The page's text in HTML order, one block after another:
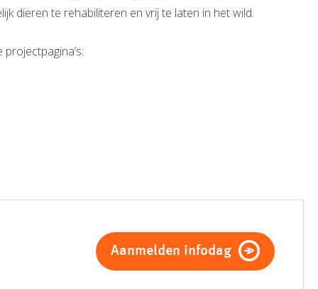
dieren te rehabiliteren en vrij te laten in het wild.
Aanmelden infodag